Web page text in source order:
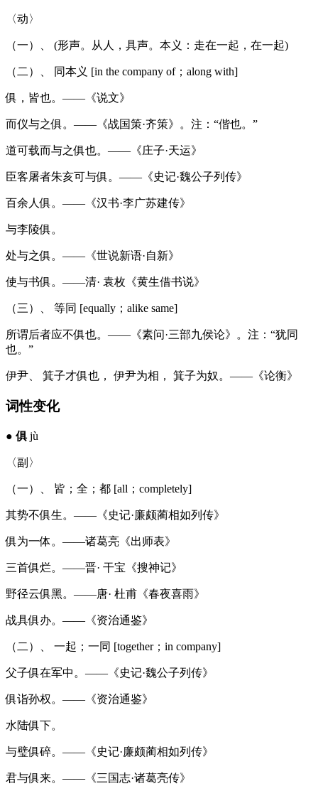
〈动〉
（一）、 (形声。从人，具声。本义：走在一起，在一起)
（二）、 同本义 [in the company of；along with]
俱，皆也。——《说文》
而仪与之俱。——《战国策·齐策》。注：“偕也。”
道可载而与之俱也。——《庄子·天运》
臣客屠者朱亥可与俱。——《史记·魏公子列传》
百余人俱。——《汉书·李广苏建传》
与李陵俱。
处与之俱。——《世说新语·自新》
使与书俱。——清· 袁枚《黄生借书说》
（三）、 等同 [equally；alike same]
所谓后者应不俱也。——《素问·三部九侯论》。注：“犹同
也。”
伊尹、 箕子才俱也， 伊尹为相， 箕子为奴。——《论衡》
词性变化
● 俱jù
〈副〉
（一）、 皆；全；都 [all；completely]
其势不俱生。——《史记·廉颇蔺相如列传》
俱为一体。——诸葛亮《出师表》
三首俱烂。——晋· 干宝《搜神记》
野径云俱黑。——唐· 杜甫《春夜喜雨》
战具俱办。——《资治通鉴》
（二）、 一起；一同 [together；in company]
父子俱在军中。——《史记·魏公子列传》
俱诣孙权。——《资治通鉴》
水陆俱下。
与璧俱碎。——《史记·廉颇蔺相如列传》
君与俱来。——《三国志·诸葛亮传》